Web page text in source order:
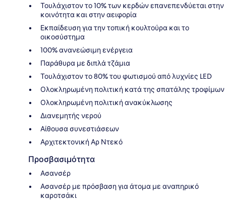
Τουλάχιστον το 10% των κερδών επανεπενδύεται στην
κοινότητα και στην αειφορία
Εκπαίδευση για την τοπική κουλτούρα και το
οικοσύστημα
100% ανανεώσιμη ενέργεια
Παράθυρα με διπλά τζάμια
Τουλάχιστον το 80% του φωτισμού από λυχνίες LED
Ολοκληρωμένη πολιτική κατά της σπατάλης τροφίμων
Ολοκληρωμένη πολιτική ανακύκλωσης
Διανεμητής νερού
Αίθουσα συνεστιάσεων
Αρχιτεκτονική Αρ Ντεκό
Προσβασιμότητα
Ασανσέρ
Ασανσέρ με πρόσβαση για άτομα με αναπηρικό
καροτσάκι